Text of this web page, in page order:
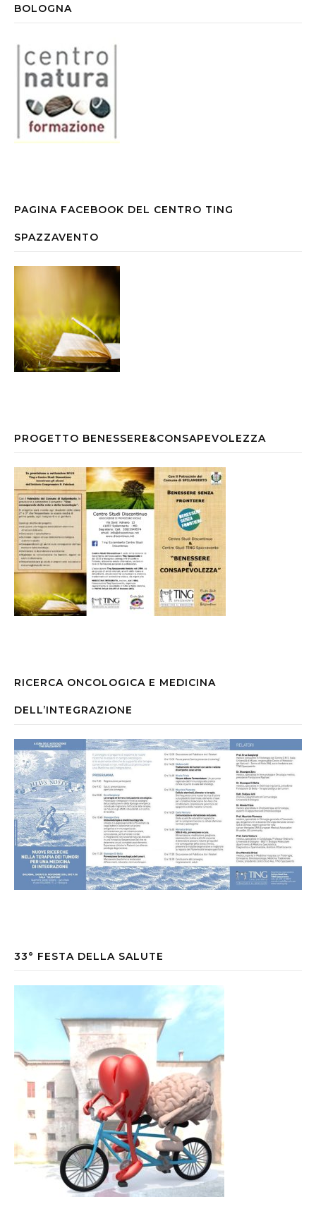
BOLOGNA
PAGINA FACEBOOK DEL CENTRO TING
SPAZZAVENTO
PROGETTO BENESSERE&CONSAPEVOLEZZA
RICERCA ONCOLOGICA E MEDICINA
DELL’INTEGRAZIONE
33° FESTA DELLA SALUTE